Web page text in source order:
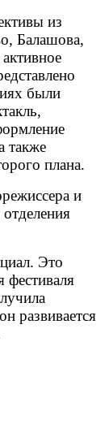
из
Балашова,
были
также
плана.
и
Это
развивается